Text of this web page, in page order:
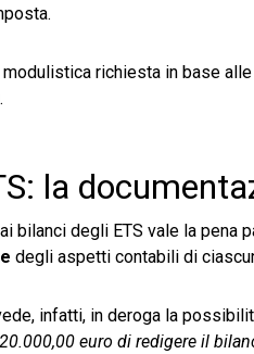
richiesta in base
.
la
bilanci degli ETS vale la
degli aspetti contabili di
infatti, in deroga la
euro di redigere il